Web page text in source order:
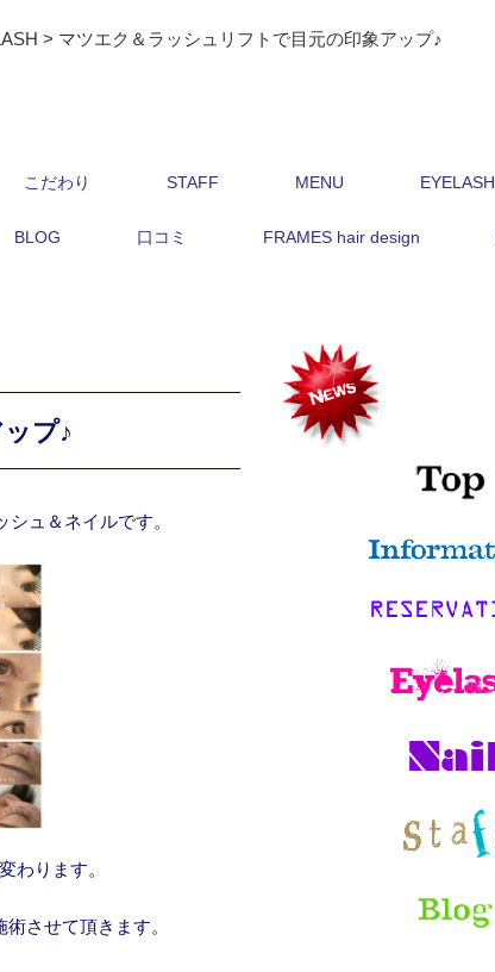
> マツエク＆ラッシュリフトで目元の印象アップ♪
こだわり STAFF MENU EYELASH
BLOG 口コミ FRAMES hair design
プ♪
ュ＆ネイルです。
わります。
させて頂きます。